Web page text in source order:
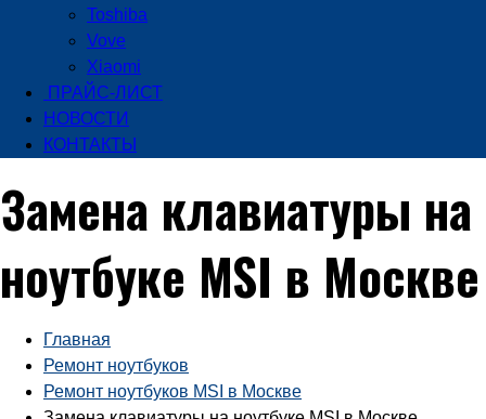
Toshiba
Vove
Xiaomi
ПРАЙС-ЛИСТ
НОВОСТИ
КОНТАКТЫ
Замена клавиатуры на
ноутбуке MSI в Москве
Главная
Ремонт ноутбуков
Ремонт ноутбуков MSI в Москве